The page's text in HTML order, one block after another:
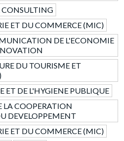
CONSULTING
ET DU COMMERCE (MIC)
DE L'ECONOMIE
DU TOURISME ET
ET DE L'HYGIENE PUBLIQUE
LA COOPERATION
DEVELOPPEMENT
ET DU COMMERCE (MIC)